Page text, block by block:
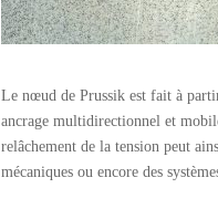
Le nœud de Prussik est fait à
ancrage multidirectionnel et
relâchement de la tension peut
mécaniques ou encore des